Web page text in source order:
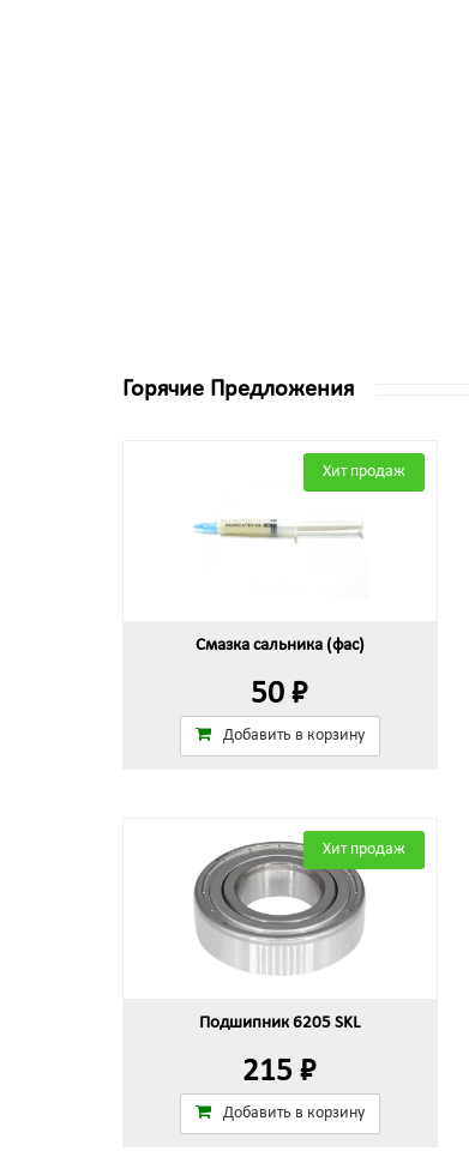
Горячие Предложения
Хит продаж
Смазка сальника (фас)
50 ₽
Добавить в корзину
Хит продаж
Подшипник 6205 SKL
215 ₽
Добавить в корзину